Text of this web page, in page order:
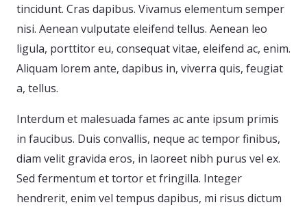
tincidunt. Cras dapibus. Vivamus elementum semper
nisi. Aenean vulputate eleifend tellus. Aenean leo
ligula, porttitor eu, consequat vitae, eleifend ac, enim.
Aliquam lorem ante, dapibus in, viverra quis, feugiat
a, tellus.
Interdum et malesuada fames ac ante ipsum primis
in faucibus. Duis convallis, neque ac tempor finibus,
diam velit gravida eros, in laoreet nibh purus vel ex.
Sed fermentum et tortor et fringilla. Integer
hendrerit, enim vel tempus dapibus, mi risus dictum